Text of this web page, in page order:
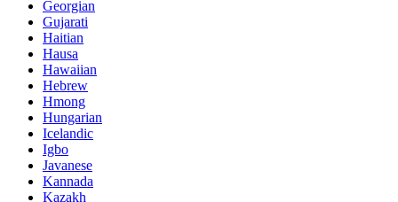
Georgian
Gujarati
Haitian
Hausa
Hawaiian
Hebrew
Hmong
Hungarian
Icelandic
Igbo
Javanese
Kannada
Kazakh